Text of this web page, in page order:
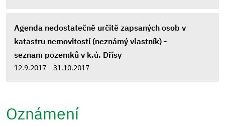
Agenda nedostatečně určitě zapsaných osob v
katastru nemovitostí (neznámý vlastník) -
seznam pozemků v k.ú. Dřísy
12.9.2017 – 31.10.2017
Oznámení